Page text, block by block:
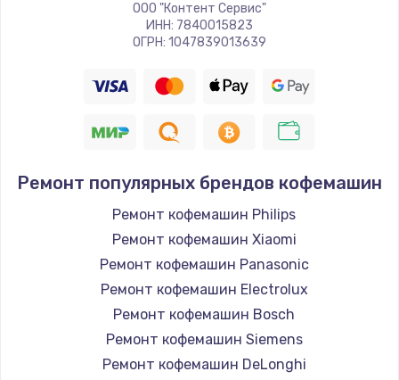
Замена клапана дренажа
Заказать
Ремонт термоблока/пароблока
Заказать
ООО "Контент Сервис"
ИНН: 7840015823
ОГРН: 1047839013639
Ремонт популярных брендов кофемашин
Ремонт кофемашин Philips
Ремонт кофемашин Xiaomi
Ремонт кофемашин Panasonic
Ремонт кофемашин Electrolux
Ремонт кофемашин Bosch
Ремонт кофемашин Siemens
Ремонт кофемашин DeLonghi